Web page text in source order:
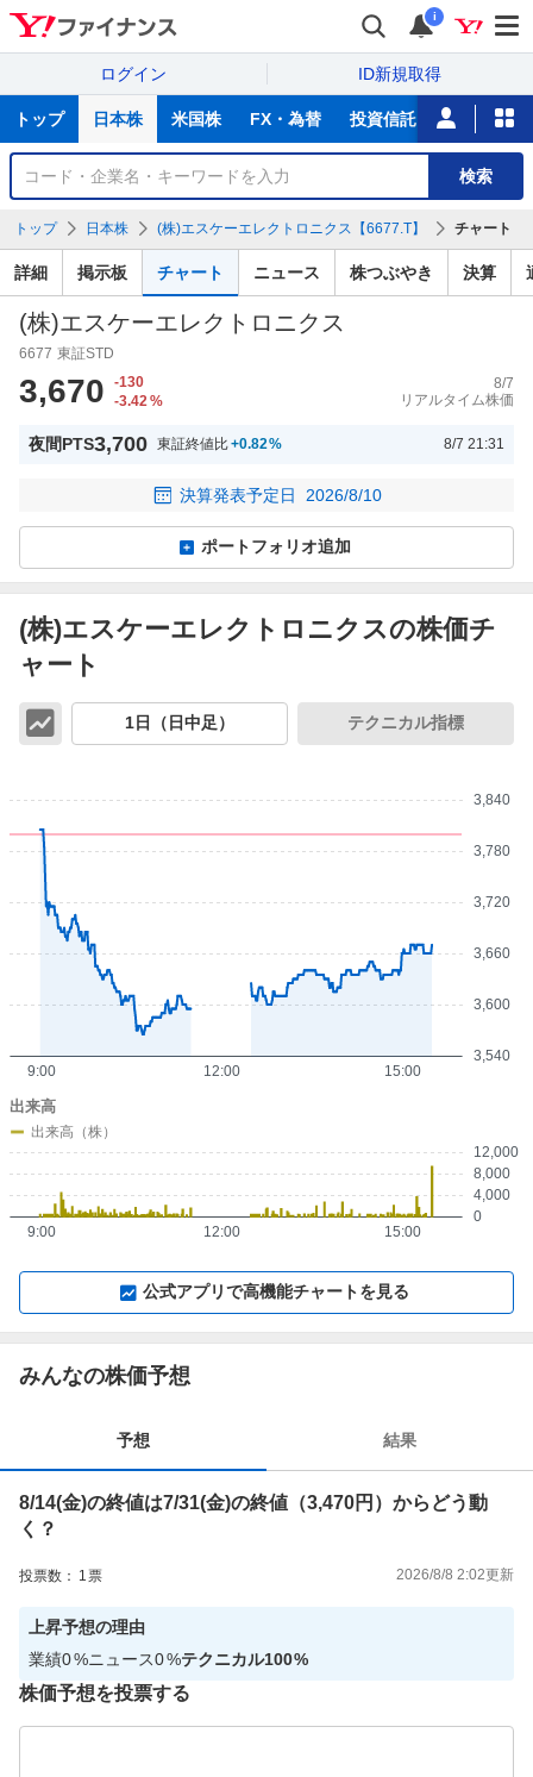
i
ログイン ID新規取得
サ
トップ 日本株 米国株 FX・為替 投資信託 ニュース
銘
検
索
検索
トップ 日本株 (株)エスケーエレクトロニクス【6677.T】 チャート
詳細 掲示板 チャート ニュース 株つぶやき 決算
(株)エスケーエレクトロニクス
6677 東証STD
3,670
-130
-3.42 %
8/7
リアルタイム株価
夜間PTS3,700 東証終値比+0.82% 8/7 21:31
決算発表予定日 2026/8/10
ポートフォリオ追加
(株)エスケーエレクトロニクスの株価チ
ャート
1日（日中足） テクニカル指標
3,540
3,600
3,660
3,720
3,780
3,840
9:00 12:00 15:00
0
4,000
8,000
12,000
9:00 12:00 15:00
出来高
出来高（株）
公式アプリで高機能チャートを見る
みんなの株価予想
予想 結果
8/14(金)の終値は7/31(金)の終値（3,470円）からどう動
く？
投票数： 1 票 2026/8/8 2:02更新
上昇予想の理由
業績0%ニュース0%テクニカル100%
株価予想を投票する